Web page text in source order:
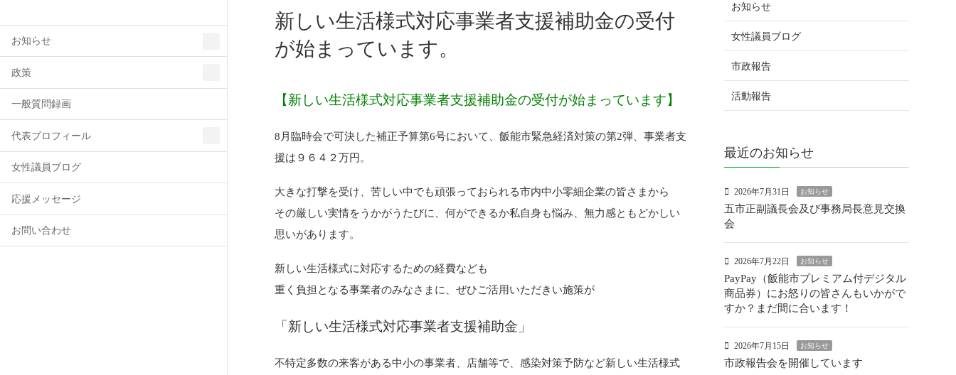
お知らせ
政策
一般質問録画
代表プロフィール
女性議員ブログ
応援メッセージ
お問い合わせ
新しい生活様式対応事業者支援補助金の受付
が始まっています。
【新しい生活様式対応事業者支援補助金の受付が始まっています】
8月臨時会で可決した補正予算第6号において、飯能市緊急経済対策の第2弾、事業者支
援は９６４２万円。
大きな打撃を受け、苦しい中でも頑張っておられる市内中小零細企業の皆さまから
その厳しい実情をうかがうたびに、何ができるか私自身も悩み、無力感ともどかしい
思いがあります。
新しい生活様式に対応するための経費なども
重く負担となる事業者のみなさまに、ぜひご活用いただきい施策が
「新しい生活様式対応事業者支援補助金」
不特定多数の来客がある中小の事業者、店舗等で、感染対策予防など新しい生活様式
お知らせ
女性議員ブログ
市政報告
活動報告
最近のお知らせ
2026年7月31日 お知らせ
五市正副議長会及び事務局長意見交換
会
2026年7月22日 お知らせ
PayPay（飯能市プレミアム付デジタル
商品券）にお怒りの皆さんもいかがで
すか？まだ間に合います！
2026年7月15日 お知らせ
市政報告会を開催しています